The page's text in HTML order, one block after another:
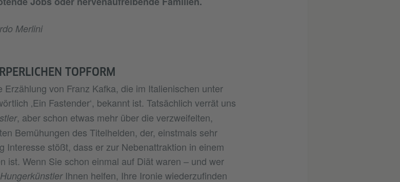
Merlini
TOPFORM
von Franz Kafka, die im Italienischen unter
‚Ein Fastender‘, bekannt ist. Tatsächlich verrät uns
, aber schon etwas mehr über die verzweifelten,
Bemühungen des Titelhelden, der, einstmals sehr
Interesse stößt, dass er zur Nebenattraktion in einem
ist. Wenn Sie schon einmal auf Diät waren – und wer
Ihnen helfen, Ihre Ironie wiederzufinden